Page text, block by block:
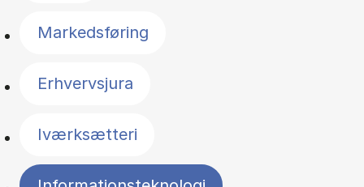
Markedsføring
Erhvervsjura
Iværksætteri